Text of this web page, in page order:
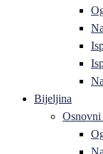
Bijeljina
Osnovni